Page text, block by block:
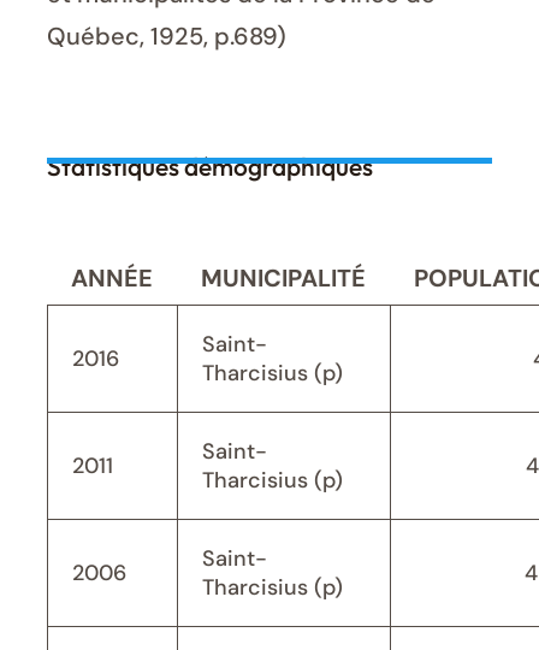
Québec, 1925, p.689)
Statistiques démographiques
ANNÉE MUNICIPALITÉ
2016
Saint-
Tharcisius (p)
2011
Saint-
Tharcisius (p)
2006
Saint-
Tharcisius (p)